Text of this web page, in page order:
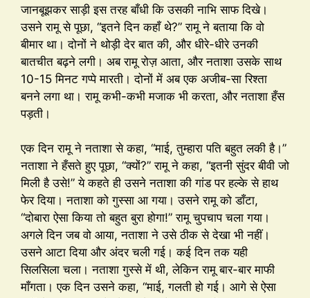
जानबूझकर साड़ी इस तरह बाँधी कि उसकी नाभि साफ दिखे।
उसने रामू से पूछा, “इतने दिन कहाँ थे?” रामू ने बताया कि वो
बीमार था। दोनों ने थोड़ी देर बात की, और धीरे-धीरे उनकी
बातचीत बढ़ने लगी। अब रामू रोज़ आता, और नताशा उसके साथ
10-15 मिनट गप्पे मारती। दोनों में अब एक अजीब-सा रिश्ता
बनने लगा था। रामू कभी-कभी मजाक भी करता, और नताशा हँस
पड़ती।
एक दिन रामू ने नताशा से कहा, “माई, तुम्हारा पति बहुत लकी है।”
नताशा ने हँसते हुए पूछा, “क्यों?” रामू ने कहा, “इतनी सुंदर बीवी जो
मिली है उसे!” ये कहते ही उसने नताशा की गांड पर हल्के से हाथ
फेर दिया। नताशा को गुस्सा आ गया। उसने रामू को डाँटा,
“दोबारा ऐसा किया तो बहुत बुरा होगा!” रामू चुपचाप चला गया।
अगले दिन जब वो आया, नताशा ने उसे ठीक से देखा भी नहीं।
उसने आटा दिया और अंदर चली गई। कई दिन तक यही
सिलसिला चला। नताशा गुस्से में थी, लेकिन रामू बार-बार माफी
माँगता। एक दिन उसने कहा, “माई, गलती हो गई। आगे से ऐसा